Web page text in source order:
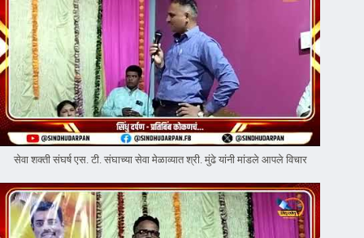
सेवा शक्ती संघर्ष एस. टी. संघाच्या सेवा मेळाव्यात श्री. मुंढे यांनी मांडले आपले विचार